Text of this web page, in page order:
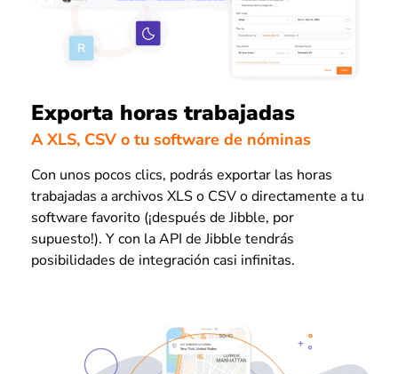
Exporta horas trabajadas
A XLS, CSV o tu software de nóminas
Con unos pocos clics, podrás exportar las horas
trabajadas a archivos XLS o CSV o directamente a tu
software favorito (¡después de Jibble, por
supuesto!). Y con la API de Jibble tendrás
posibilidades de integración casi infinitas.